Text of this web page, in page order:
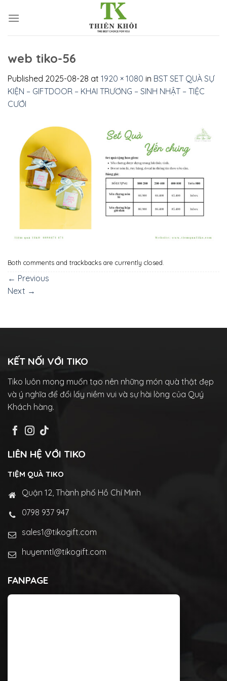
web tiko-56
Published 2025-08-28 at 1920 × 1080 in BST SET QUÀ SỰ
KIỆN – GIFTDOOR – KHAI TRƯƠNG – SINH NHẬT – TIỆC
CƯỚI
Both comments and trackbacks are currently closed.
← Previous
Next →
KẾT NỐI VỚI TIKO
Tiko luôn mong muốn tạo nên những món quà thật đẹp
và ý nghĩa để đổi lấy niềm vui và sự hài lòng của Quý
Khách hàng.
LIÊN HỆ VỚI TIKO
TIỆM QUÀ TIKO
Quận 12, Thành phố Hồ Chí Minh
0798 937 947
sales1@tikogift.com
huyenntl@tikogift.com
FANPAGE